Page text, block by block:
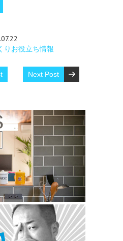
りお役立ち情報
Next Post